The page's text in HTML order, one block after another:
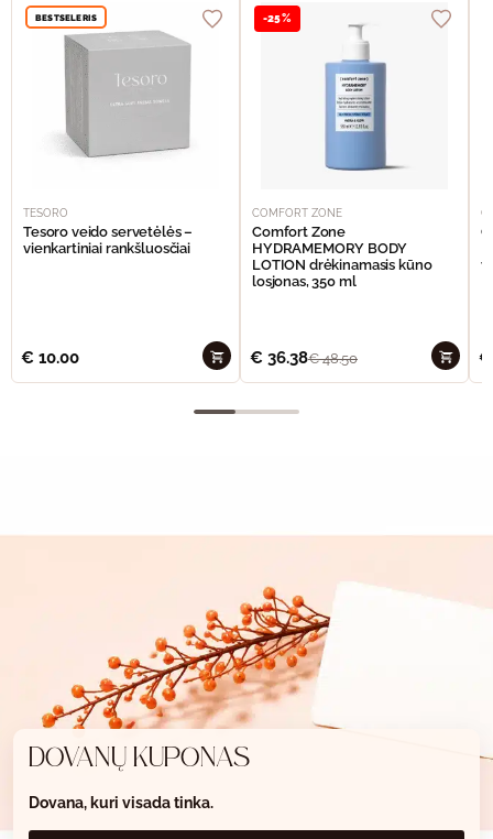
BESTSELERIS
TESORO
Tesoro veido servetėlės –
vienkartiniai rankšluosčiai
€ 10.00
-25%
COMFORT ZONE
Comfort Zone
HYDRAMEMORY BODY
LOTION drėkinamasis kūno
losjonas, 350 ml
€ 36.38€48.50 €
DOVANŲ KUPONAS
Dovana, kuri visada tinka.